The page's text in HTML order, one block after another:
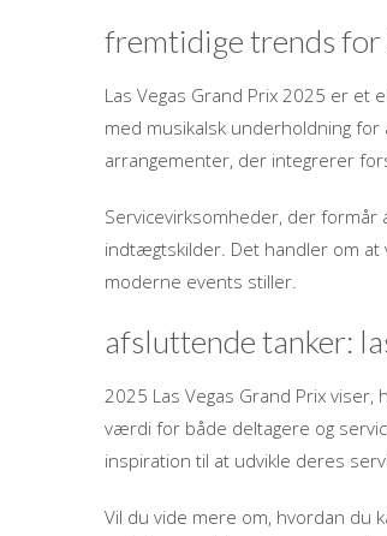
fremtidige trends for
Las Vegas Grand Prix 2025 er
med musikalsk underholdning
arrangementer, der integrerer
Servicevirksomheder, der formår
indtægtskilder. Det handler om at
moderne events stiller.
afsluttende tanker:
2025 Las Vegas Grand Prix
værdi for både deltagere og
inspiration til at udvikle deres
Vil du vide mere om, hvordan du